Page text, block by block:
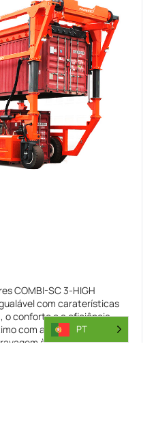
COMBI-SC 3-HIGH
com caraterísticas
o conforto e a eficiência.
com a tração às 2 rodas,
às 2 rodas e uma
PT